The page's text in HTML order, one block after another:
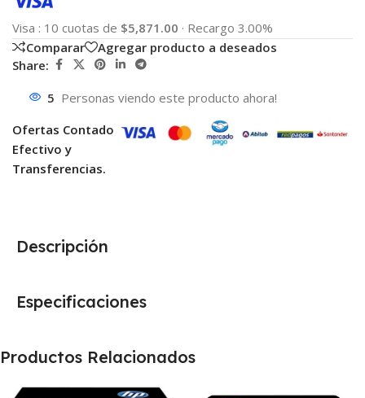
Visa : 10 cuotas de $5,871.00 · Recargo 3.00%
Comparar
Agregar producto a deseados
Share:
5 Personas viendo este producto ahora!
Ofertas Contado
Efectivo y
Transferencias.
Descripción
Especificaciones
Productos Relacionados